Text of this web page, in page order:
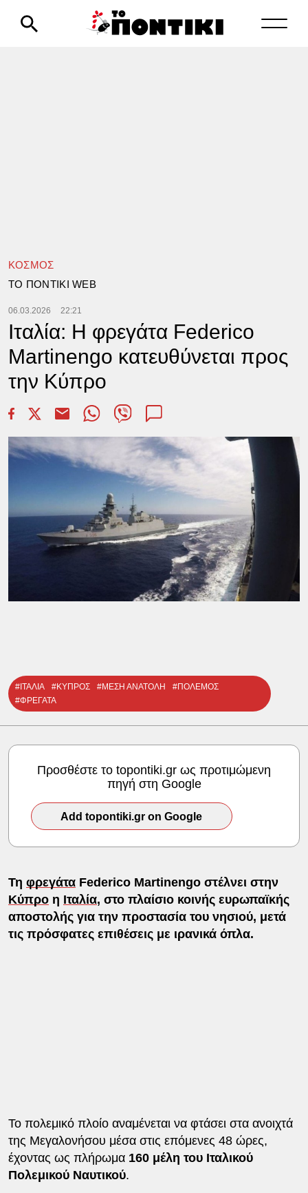
ΚΟΣΜΟΣ
TΟ ΠΟΝΤΙΚΙ WEB
06.03.2026 22:21
Ιταλία: Η φρεγάτα Federico
Martinengo κατευθύνεται προς
την Κύπρο
#ΙΤΑΛΙΑ #ΚΥΠΡΟΣ #ΜΕΣΗ ΑΝΑΤΟΛΗ
#ΠΟΛΕΜΟΣ
#ΦΡΕΓΑΤΑ
Προσθέστε το topontiki.gr ως προτιμώμενη
πηγή στη Google
Add topontiki.gr on Google
Τη φρεγάταFederico Martinengo στέλνει στην
Κύπροη Ιταλία, στο πλαίσιο κοινής ευρωπαϊκής
αποστολής για την προστασία του νησιού, μετά
τις πρόσφατες επιθέσεις με ιρανικά όπλα.
Το πολεμικό πλοίο αναμένεται να φτάσει στα ανοιχτά
της Μεγαλονήσου μέσα στις επόμενες 48 ώρες,
έχοντας ως πλήρωμα 160 μέλη του Ιταλικού
Πολεμικού Ναυτικού.